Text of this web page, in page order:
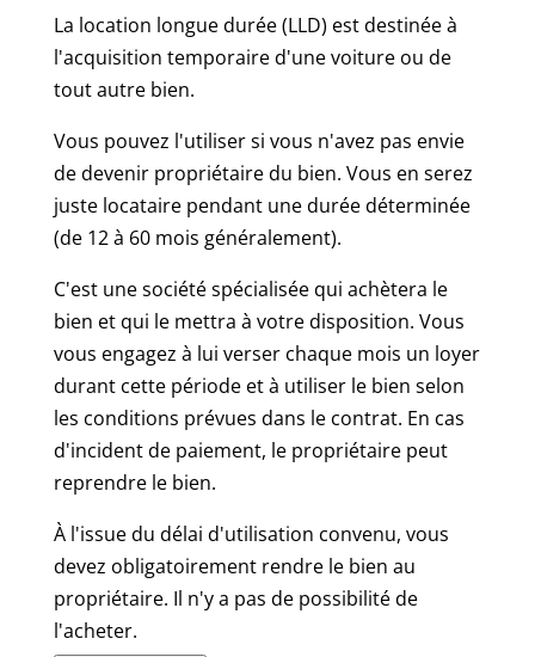
La location longue durée (LLD) est destinée à
l'acquisition temporaire d'une voiture ou de
tout autre bien.
Vous pouvez l'utiliser si vous n'avez pas envie
de devenir propriétaire du bien. Vous en serez
juste locataire pendant une durée déterminée
(de 12 à 60 mois généralement).
C'est une société spécialisée qui achètera le
bien et qui le mettra à votre disposition. Vous
vous engagez à lui verser chaque mois un loyer
durant cette période et à utiliser le bien selon
les conditions prévues dans le contrat. En cas
d'incident de paiement, le propriétaire peut
reprendre le bien.
À l'issue du délai d'utilisation convenu, vous
devez obligatoirement rendre le bien au
propriétaire. Il n'y a pas de possibilité de
l'acheter.